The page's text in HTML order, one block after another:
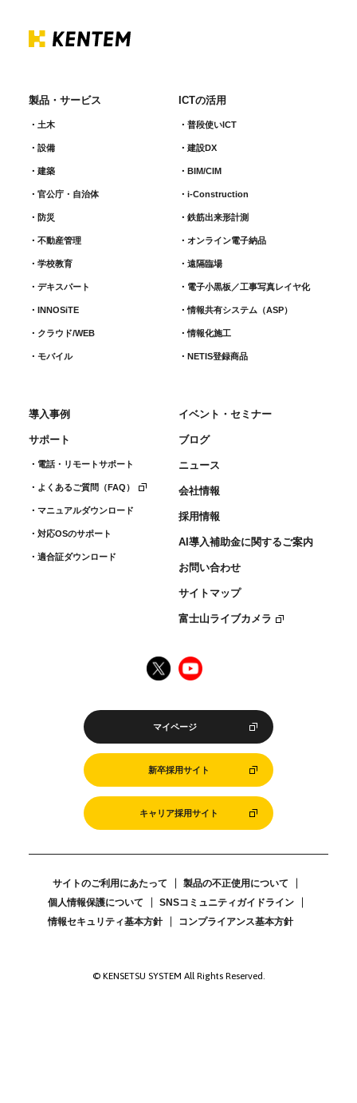
製品・サービス
土木
設備
建築
官公庁・自治体
防災
不動産管理
学校教育
デキスパート
INNOSiTE
クラウド/WEB
モバイル
ICTの活用
普段使いICT
建設DX
BIM/CIM
i-Construction
鉄筋出来形計測​
オンライン電子納品
遠隔臨場
電子小黒板／工事写真レイヤ化
情報共有システム（ASP）
情報化施工
NETIS登録商品
導入事例
サポート
電話・リモートサポート
よくあるご質問（FAQ）
マニュアルダウンロード
対応OSのサポート
適合証ダウンロード
イベント・セミナー
ブログ
ニュース
会社情報
採用情報
AI導入補助金に関するご案内
お問い合わせ
サイトマップ
富士山ライブカメラ
マイページ
新卒採用サイト
キャリア採用サイト
サイトのご利用にあたって
製品の不正使用について
個人情報保護について
SNSコミュニティガイドライン
情報セキュリティ基本方針
コンプライアンス基本方針
© KENSETSU SYSTEM All Rights Reserved.